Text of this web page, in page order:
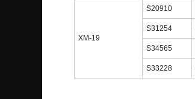
XM-19
S20910
S31254
S34565
S33228